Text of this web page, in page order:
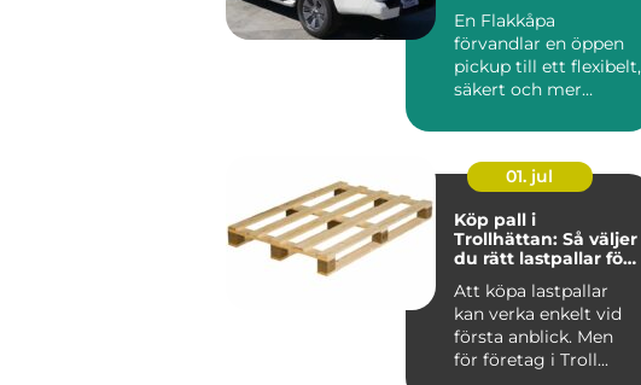
En Flakkåpa
förvandlar en öppen
pickup till ett flexibelt,
säkert och mer
transportfordon...
01. jul
Köp pall i
Trollhättan: Så väljer
du rätt lastpallar för
Att köpa lastpallar
kan verka enkelt vid
första anblick. Men
för företag i Troll...